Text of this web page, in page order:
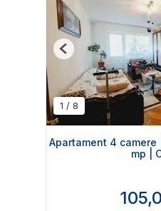
1 / 8
Previous
Apartament 4 camere
mp |